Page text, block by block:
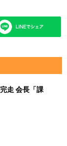
走 会長「課